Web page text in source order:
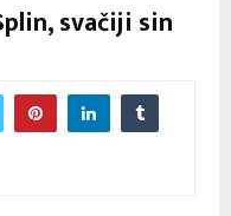
svačiji sin